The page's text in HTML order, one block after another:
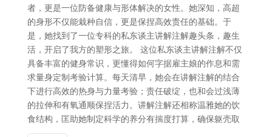
者，更是一位防备健康与形体解决的女性。她深知，高超
的身形不仅能栽种自信，更是保捏高效责任的基础。于
是，她找到了一位专科的私东谈主讲解注解趣头条，趣生
活，开启了我方的塑形之旅。 这位私东谈主讲解注解不仅
具备丰富的健身常识，更懂得如何字据雇主娘的作息和需
求量身定制考验计算。每天清早，她会在讲解注解的结合
下进行高效的热身与力量考验；责任破绽，也和会过浅薄
的拉伸和有氧通顺保捏活力。讲解注解还相称温雅她的饮
食结构，匡助她制定科学的养分有揣度打算，确保躯壳取